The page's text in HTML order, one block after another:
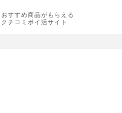
おすすめ商品がもらえる
クチコミポイ活サイト